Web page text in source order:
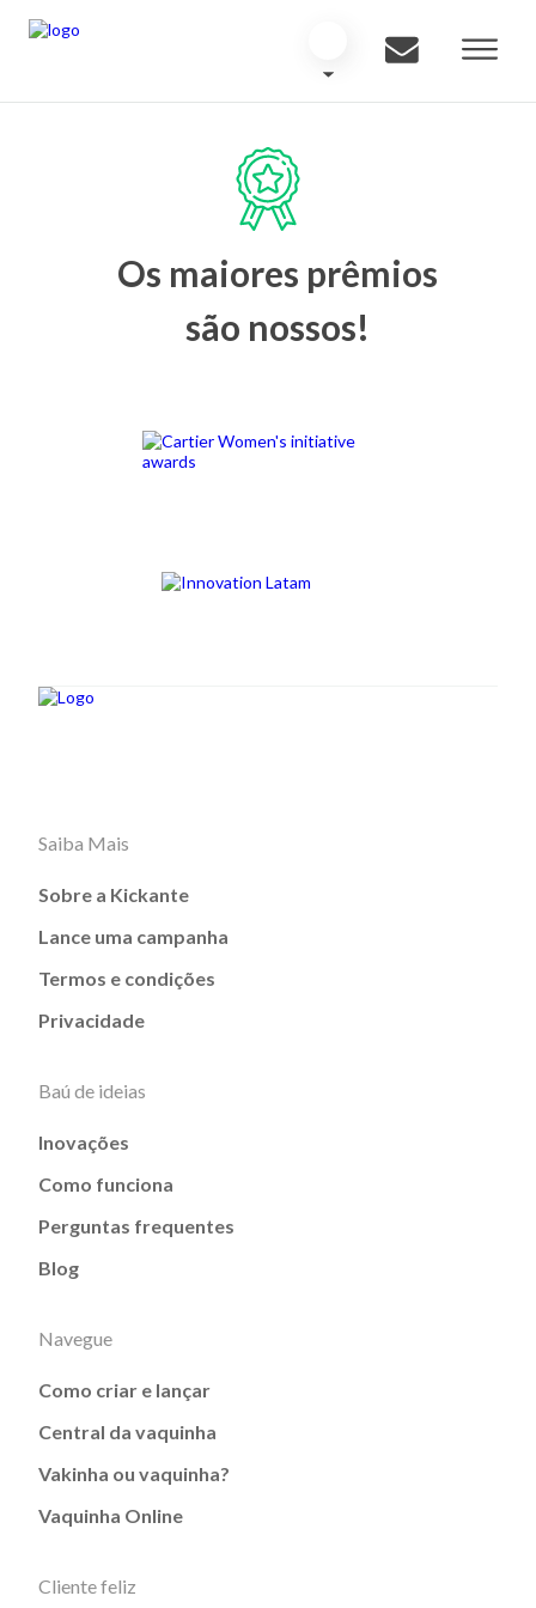
Os maiores prêmios
são nossos!
Saiba Mais
Sobre a Kickante
Lance uma campanha
Termos e condições
Privacidade
Baú de ideias
Inovações
Como funciona
Perguntas frequentes
Blog
Navegue
Como criar e lançar
Central da vaquinha
Vakinha ou vaquinha?
Vaquinha Online
Cliente feliz